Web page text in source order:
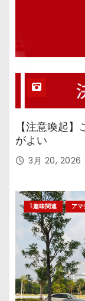
【注意喚起
がよい
3月 20, 2026
1.趣味関連 ア